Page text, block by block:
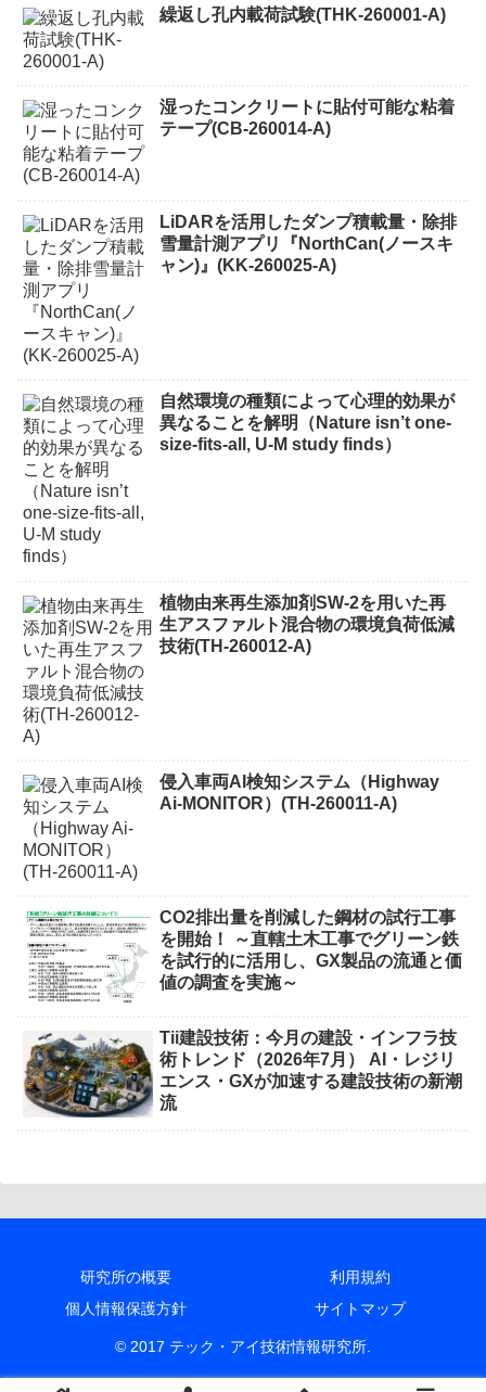
繰返し孔内載荷試験(THK-260001-A)
湿ったコンクリートに貼付可能な粘着
テープ(CB-260014-A)
LiDARを活用したダンプ積載量・除排
雪量計測アプリ『NorthCan(ノースキ
ャン)』(KK-260025-A)
自然環境の種類によって心理的効果が
異なることを解明（Nature isn’t one-
size-fits-all, U-M study finds）
植物由来再生添加剤SW-2を用いた再
生アスファルト混合物の環境負荷低減
技術(TH-260012-A)
侵入車両AI検知システム（Highway
Ai-MONITOR）(TH-260011-A)
CO2排出量を削減した鋼材の試行工事
を開始！ ～直轄土木工事でグリーン鉄
を試行的に活用し、GX製品の流通と価
値の調査を実施～
Tii建設技術：今月の建設・インフラ技
術トレンド（2026年7月） AI・レジリ
エンス・GXが加速する建設技術の新潮
流
研究所の概要
利用規約
個人情報保護方針
サイトマップ
© 2017 テック・アイ技術情報研究所.